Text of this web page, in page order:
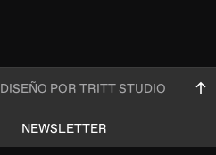
DISEÑO POR TRITT STUDIO
NEWSLETTER